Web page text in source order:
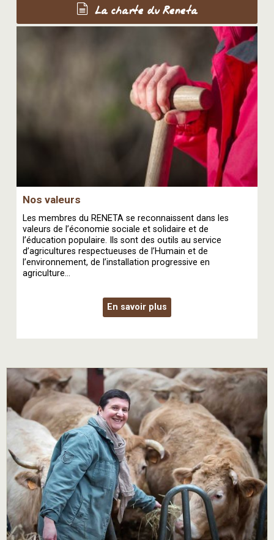
La charte du Reneta
Nos valeurs
Les membres du RENETA se reconnaissent dans les
valeurs de l’économie sociale et solidaire et de
l’éducation populaire. Ils sont des outils au service
d’agricultures respectueuses de l’Humain et de
l’environnement, de l’installation progressive en
agriculture...
En savoir plus